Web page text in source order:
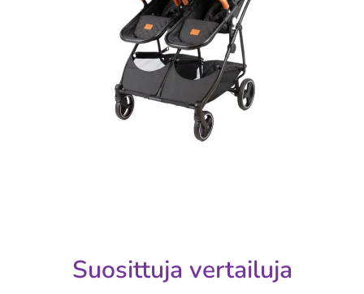
Suosittuja vertailuja